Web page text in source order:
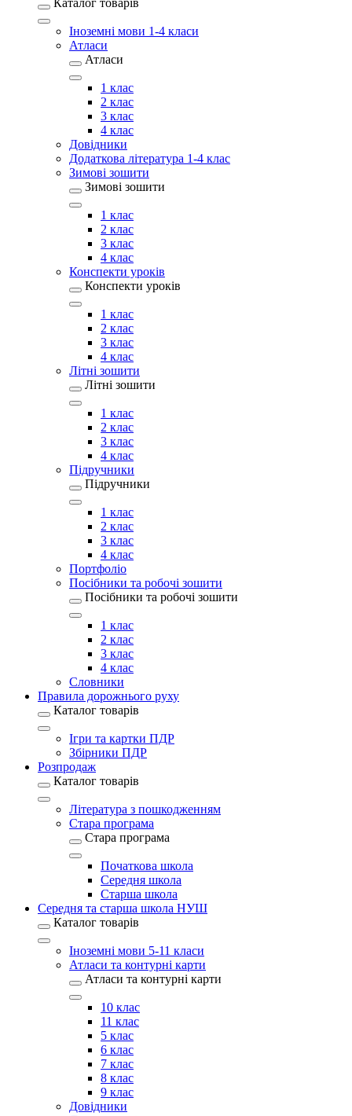
Каталог товарів
Іноземні мови 1-4 класи
Атласи
Атласи
1 клас
2 клас
3 клас
4 клас
Довідники
Додаткова література 1-4 клас
Зимові зошити
Зимові зошити
1 клас
2 клас
3 клас
4 клас
Конспекти уроків
Конспекти уроків
1 клас
2 клас
3 клас
4 клас
Літні зошити
Літні зошити
1 клас
2 клас
3 клас
4 клас
Підручники
Підручники
1 клас
2 клас
3 клас
4 клас
Портфоліо
Посібники та робочі зошити
Посібники та робочі зошити
1 клас
2 клас
3 клас
4 клас
Словники
Правила дорожнього руху
Каталог товарів
Ігри та картки ПДР
Збірники ПДР
Розпродаж
Каталог товарів
Література з пошкодженням
Стара програма
Стара програма
Початкова школа
Середня школа
Старша школа
Середня та старша школа НУШ
Каталог товарів
Іноземні мови 5-11 класи
Атласи та контурні карти
Атласи та контурні карти
10 клас
11 клас
5 клас
6 клас
7 клас
8 клас
9 клас
Довідники